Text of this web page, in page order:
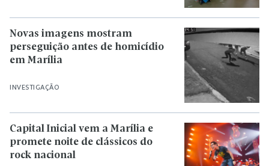
INVESTIGAÇÃO
Novas imagens mostram
perseguição antes de homicídio
em Marília
Capital Inicial vem a Marília e
promete noite de clássicos do
rock nacional